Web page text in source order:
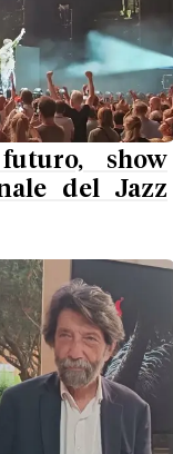
show
del Jazz